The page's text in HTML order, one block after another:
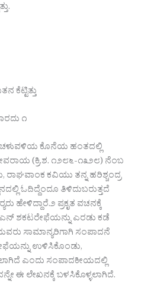
ಕೆಟ್ಟಿತ್ತು
೧
ಕೊನೆಯ ಹಂತದಲ್ಲಿ
(ಕ್ರಿ.ಶ. ೧೨೮೬-೧೩೨೮) ನೆಂಬ
ರಾಘವಾಂಕ ಕವಿಯು ತನ್ನ ಹರಿಶ್ಚಂದ್ರ
ಓದಿದ್ದೆಂದೂ ತಿಳಿದುಬರುತ್ತದೆ
ಹೇಳಿದ್ದಾರೆ.೨ ಪ್ರಕೃತ ವಚನಕ್ಕೆ
ಶಕಟರೇಫೆಯನ್ನು ಎರಡು ಕಡೆ
ಸಾಮಾನ್ಯರಿಗಾಗಿ ಸಂಪಾದನೆ
ಉಳಿಸಿಕೊಂಡು,
ಎಂದು ಸಂಪಾದಕೀಯದಲ್ಲಿ
ಈ ಲೇಖನಕ್ಕೆ ಬಳಸಿಕೊಳ್ಳಲಾಗಿದೆ.